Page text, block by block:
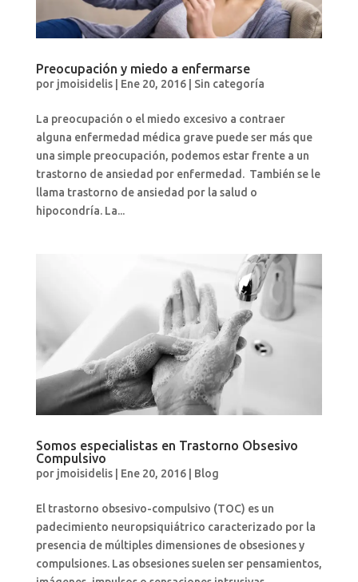
Preocupación y miedo a enfermarse
por jmoisidelis| Ene 20, 2016| Sin categoría
La preocupación o el miedo excesivo a contraer
alguna enfermedad médica grave puede ser más que
una simple preocupación, podemos estar frente a un
trastorno de ansiedad por enfermedad. También se le
llama trastorno de ansiedad por la salud o
hipocondría. La...
Somos especialistas en Trastorno Obsesivo
Compulsivo
por jmoisidelis| Ene 20, 2016| Blog
El trastorno obsesivo-compulsivo (TOC) es un
padecimiento neuropsiquiátrico caracterizado por la
presencia de múltiples dimensiones de obsesiones y
compulsiones. Las obsesiones suelen ser pensamientos,